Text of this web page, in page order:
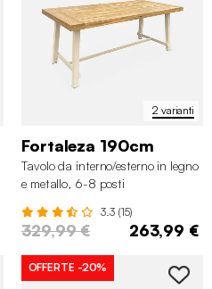
2 varianti
Fortaleza 190cm
Tavolo da interno/esterno in legno
e metallo, 6-8 posti
3.3 (15)
329,99 € 263,99 €
OFFERTE -20%